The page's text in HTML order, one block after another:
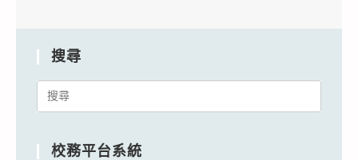
搜尋
Search
校務平台系統